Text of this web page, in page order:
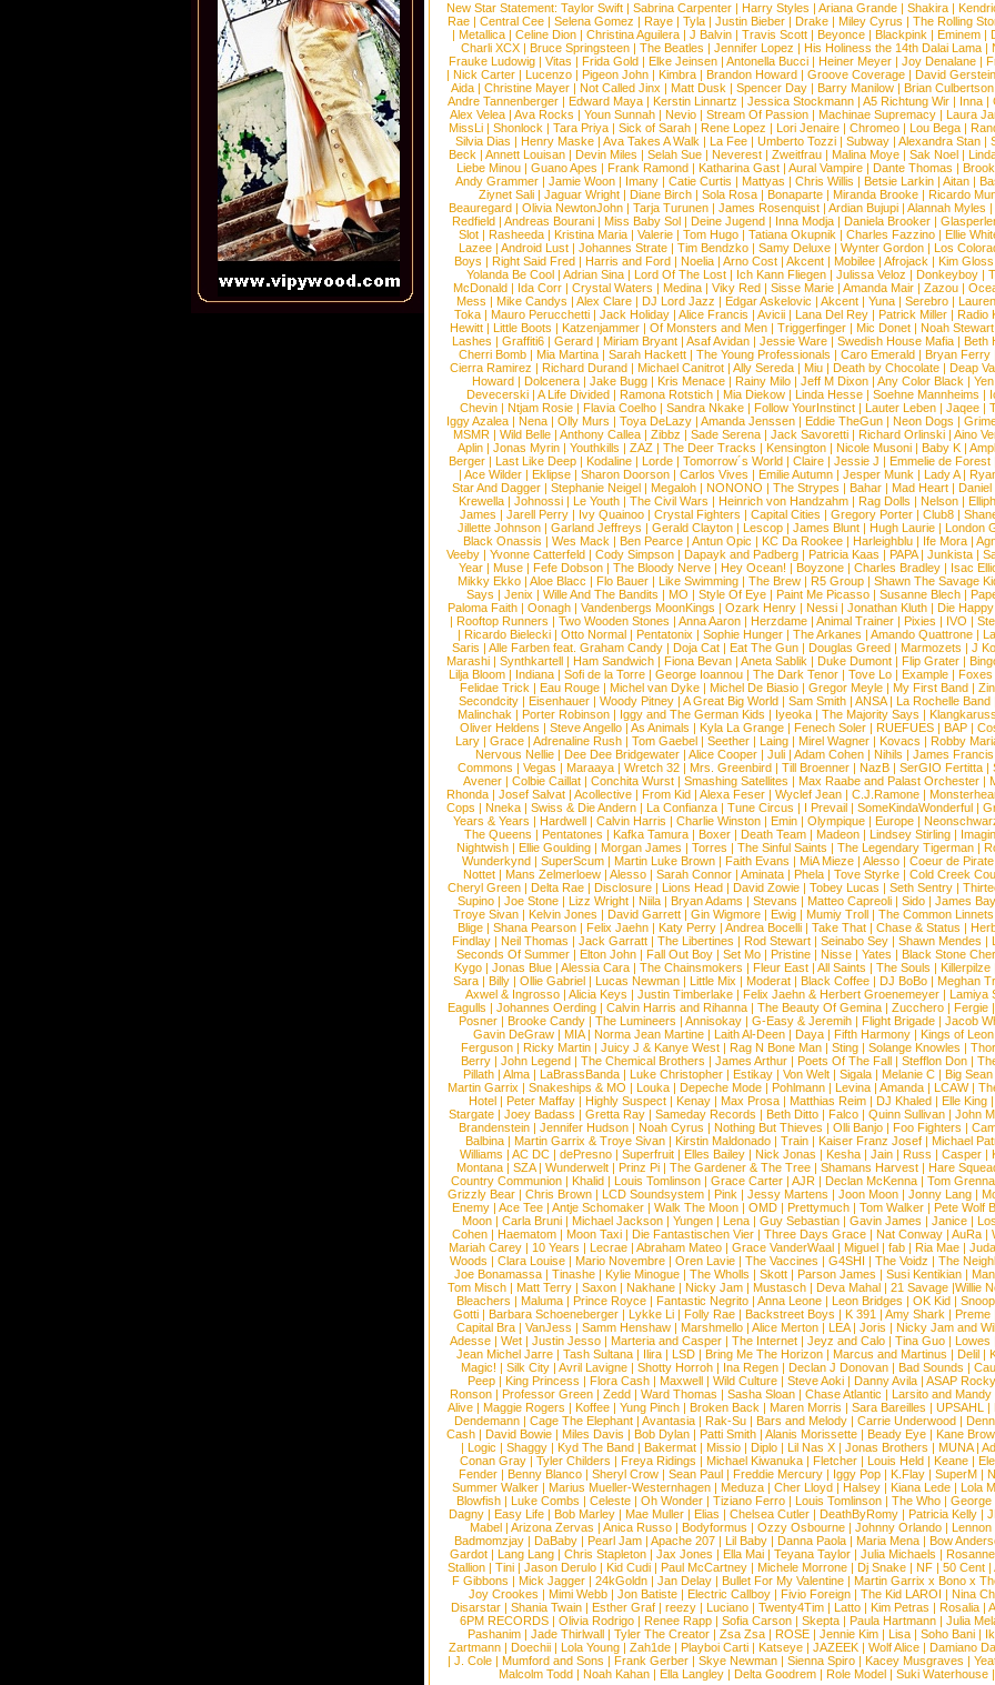
New Star Statement: Taylor Swift | Sabrina Carpenter | Harry Styles | Ariana Grande | Shakira |
Rae| Central Cee| Selena Gomez | Raye| Tyla| Justin Bieber| Drake| Miley Cyrus | The Rolling
| Metallica | Celine Dion | Christina Aguilera | J Balvin | Travis Scott | Beyonce | Blackpink | Eminem |
Charli XCX | Bruce Springsteen | The Beatles | Jennifer Lopez | His Holiness the 14th Dalai Lama |
Frauke Ludowig| Vitas | Frida Gold| Elke Jeinsen| Antonella Bucci| Heiner Meyer| Joy Denalane|
| Nick Carter | Lucenzo | Pigeon John | Kimbra | Brandon Howard | Groove Coverage | David Gerstein
Aida| Christine Mayer| Not Called Jinx | Matt Dusk | Spencer Day| Barry Manilow| Brian Culbertson
Andre Tannenberger | Edward Maya | Kerstin Linnartz | Jessica Stockmann | A5 Richtung Wir | Inna |
Alex Velea | Ava Rocks | Youn Sunnah | Nevio | Stream Of Passion | Machinae Supremacy | Laura
MissLi | Shonlock | Tara Priya | Sick of Sarah | Rene Lopez | Lori Jenaire | Chromeo | Lou Bega |
Silvia Dias | Henry Maske| Ava Takes A Walk | La Fee| Umberto Tozzi| Subway| Alexandra Stan|
Beck | Annett Louisan| Devin Miles | Selah Sue| Neverest| Zweitfrau| Malina Moye| Sak Noel|
Liebe Minou| Guano Apes | Frank Ramond| Katharina Gast| Aural Vampire| Dante Thomas |
Andy Grammer| Jamie Woon| Imany| Catie Curtis | Mattyas | Chris Willis | Betsie Larkin| Aitan|
Ziynet Sali| Jaguar Wright| Diane Birch| Sola Rosa| Bonaparte| Miranda Brooke| Ricardo
Beauregard| Olivia NewtonJohn| Tarja Turunen| James Rosenquist| Ardian Bujupi| Alannah Myles |
Redfield | Andreas Bourani | Miss Baby Sol | Deine Jugend | Inna Modja | Daniela Brooker |
Slot | Rasheeda | Kristina Maria | Valerie | Tom Hugo | Tatiana Okupnik | Charles Fazzino | Ellie
Lazee | Android Lust | Johannes Strate | Tim Bendzko | Samy Deluxe | Wynter Gordon | Los
Boys | Right Said Fred | Harris and Ford | Noelia | Arno Cost | Akcent | Mobilee | Afrojack | Kim Gloss
Yolanda Be Cool| Adrian Sina| Lord Of The Lost| Ich Kann Fliegen| Julissa Veloz | Donkeyboy|
McDonald| Ida Corr| Crystal Waters | Medina| Viky Red| Sisse Marie| Amanda Mair| Zazou|
Mess | Mike Candys | Alex Clare | DJ Lord Jazz | Edgar Askelovic | Akcent | Yuna | Serebro |
Toka | Mauro Perucchetti | Jack Holiday | Alice Francis | Avicii | Lana Del Rey | Patrick Miller | Radio
Hewitt| Little Boots | Katzenjammer| Of Monsters and Men| Triggerfinger| Mic Donet| Noah Stewart
Lashes | Graffiti6| Gerard| Miriam Bryant| Asaf Avidan| Jessie Ware| Swedish House Mafia| Beth
Cherri Bomb | Mia Martina | Sarah Hackett | The Young Professionals | Caro Emerald | Bryan Ferry
Cierra Ramirez | Richard Durand | Michael Canitrot | Ally Sereda | Miu | Death by Chocolate | Deap
Howard| Dolcenera| Jake Bugg| Kris Menace| Rainy Milo| Jeff M Dixon| Any Color Black | Yen
Devecerski| A Life Divided| Ramona Rotstich| Mia Diekow| Linda Hesse| Soehne Mannheims |
Chevin| Ntjam Rosie| Flavia Coelho| Sandra Nkake| Follow YourInstinct| Lauter Leben| Jaqee|
Iggy Azalea | Nena | Olly Murs | Toya DeLazy | Amanda Jenssen | Eddie TheGun | Neon Dogs |
MSMR| Wild Belle| Anthony Callea| Zibbz | Sade Serena| Jack Savoretti| Richard Orlinski| Aino
Aplin | Jonas Myrin | Youthkills | ZAZ | The Deer Tracks | Kensington | Nicole Musoni | Baby K |
Berger| Last Like Deep| Kodaline| Lorde| Tomorrow´s World| Claire| Jessie J | Emmelie de Forest|
| Ace Wilder| Eklipse| Sharon Doorson| Carlos Vives | Emilie Autumn| Jesper Munk | Lady A|
Star And Dagger | Stephanie Neigel | Megaloh | NONONO | The Strypes | Bahar | Mad Heart |
Krewella | Johnossi | Le Youth | The Civil Wars | Heinrich von Handzahm | Rag Dolls | Nelson |
James | Jarell Perry | Ivy Quainoo | Crystal Fighters | Capital Cities | Gregory Porter | Club8 |
Jillette Johnson | Garland Jeffreys | Gerald Clayton | Lescop | James Blunt | Hugh Laurie | London
Black Onassis | Wes Mack | Ben Pearce | Antun Opic | KC Da Rookee | Harleighblu | Ife Mora |
Veeby | Yvonne Catterfeld | Cody Simpson | Dapayk and Padberg | Patricia Kaas | PAPA| Junkista |
Year| Muse| Fefe Dobson| The Bloody Nerve| Hey Ocean! | Boyzone| Charles Bradley| Isac
Mikky Ekko | Aloe Blacc | Flo Bauer | Like Swimming | The Brew | R5 Group | Shawn The Savage
Says | Jenix | Wille And The Bandits | MO | Style Of Eye | Paint Me Picasso | Susanne Blech |
Paloma Faith| Oonagh| Vandenbergs MoonKings | Ozark Henry| Nessi| Jonathan Kluth| Die Happy
| Rooftop Runners | Two Wooden Stones | Anna Aaron| Herzdame| Animal Trainer| Pixies | IVO |
| Ricardo Bielecki | Otto Normal | Pentatonix | Sophie Hunger | The Arkanes | Amando Quattrone |
Saris | Alle Farben feat. Graham Candy | Doja Cat | Eat The Gun | Douglas Greed | Marmozets | J
Marashi | Synthkartell | Ham Sandwich | Fiona Bevan | Aneta Sablik | Duke Dumont | Flip Grater |
Lilja Bloom | Indiana | Sofi de la Torre | George Ioannou | The Dark Tenor | Tove Lo | Example | Foxes
Felidae Trick | Eau Rouge | Michel van Dyke | Michel De Biasio | Gregor Meyle | My First Band |
Secondcity| Eisenhauer| Woody Pitney| A Great Big World| Sam Smith| ANSA| La Rochelle Band|
Malinchak | Porter Robinson| Iggy and The German Kids | Iyeoka| The Majority Says |
Oliver Heldens | Steve Angello| As Animals | Kyla La Grange| Fenech Soler| RUEFUES| BAP|
Lary | Grace | Adrenaline Rush | Tom Gaebel | Seether | Laing | Mirel Wagner | Kovacs | Robby
Nervous Nellie | Dee Dee Bridgewater | Alice Cooper | Juli | Adam Cohen | Nihils | James Francis
Commons | Vegas | Maraaya| Wretch 32| Mrs. Greenbird| Till Broenner| NazB| SerGIO Fertitta|
Avener | Colbie Caillat | Conchita Wurst | Smashing Satellites | Max Raabe and Palast Orchester |
Rhonda | Josef Salvat | Acollective | From Kid | Alexa Feser | Wyclef Jean | C.J.Ramone |
Cops | Nneka | Swiss & Die Andern | La Confianza | Tune Circus | I Prevail | SomeKindaWonderful |
Years & Years | Hardwell| Calvin Harris | Charlie Winston| Emin| Olympique| Europe|
The Queens | Pentatones | Kafka Tamura | Boxer | Death Team | Madeon | Lindsey Stirling |
Nightwish| Ellie Goulding| Morgan James | Torres | The Sinful Saints | The Legendary Tigerman|
Wunderkynd | SuperScum | Martin Luke Brown | Faith Evans | MiA Mieze | Alesso | Coeur de Pirate
Nottet| Mans Zelmerloew| Alesso| Sarah Connor| Aminata| Phela| Tove Styrke| Cold Creek
Cheryl Green| Delta Rae| Disclosure| Lions Head| David Zowie| Tobey Lucas | Seth Sentry|
Supino| Joe Stone| Lizz Wright| Niila| Bryan Adams | Stevans | Matteo Capreoli| Sido| James Bay
Troye Sivan | Kelvin Jones | David Garrett | Gin Wigmore | Ewig | Mumiy Troll | The Common Linnets
Blige | Shana Pearson | Felix Jaehn | Katy Perry | Andrea Bocelli | Take That | Chase & Status |
Findlay| Neil Thomas | Jack Garratt| The Libertines | Rod Stewart| Seinabo Sey| Shawn Mendes |
Seconds Of Summer| Elton John| Fall Out Boy| Set Mo| Pristine| Nisse| Yates | Black Stone
Kygo| Jonas Blue| Alessia Cara| The Chainsmokers | Fleur East| All Saints | The Souls | Killerpilze|
Sara| Billy| Ollie Gabriel| Lucas Newman| Little Mix | Moderat| Black Coffee| DJ BoBo| Meghan
Axwel & Ingrosso | Alicia Keys | Justin Timberlake | Felix Jaehn & Herbert Groenemeyer | Lamiya
Eagulls | Johannes Oerding| Calvin Harris and Rihanna| The Beauty Of Gemina| Zucchero| Fergie|
Posner| Brooke Candy| The Lumineers | Annisokay| G-Easy & Jeremih| Flight Brigade| Jacob
Gavin DeGraw | MIA| Norma Jean Martine | Laith Al-Deen | Daya | Fifth Harmony | Kings of Leon
Ferguson | Ricky Martin | Juicy J & Kanye West | Rag N Bone Man | Sting | Solange Knowles |
Berry | John Legend | The Chemical Brothers | James Arthur | Poets Of The Fall | Stefflon Don |
Pillath| Alma| LaBrassBanda| Luke Christopher| Estikay| Von Welt| Sigala| Melanie C| Big Sean
Martin Garrix | Snakeships & MO | Louka | Depeche Mode | Pohlmann | Levina | Amanda | LCAW|
Hotel | Peter Maffay | Highly Suspect | Kenay | Max Prosa | Matthias Reim | DJ Khaled | Elle King |
Stargate| Joey Badass | Gretta Ray| Sameday Records | Beth Ditto| Falco| Quinn Sullivan| John
Brandenstein| Jennifer Hudson| Noah Cyrus | Nothing But Thieves | Olli Banjo| Foo Fighters |
Balbina | Martin Garrix & Troye Sivan | Kirstin Maldonado | Train | Kaiser Franz Josef | Michael
Williams | AC DC| dePresno| Superfruit| Elles Bailey| Nick Jonas | Kesha| Jain| Russ | Casper|
Montana| SZA| Wunderwelt| Prinz Pi| The Gardener & The Tree| Shamans Harvest| Hare
Country Communion | Khalid | Louis Tomlinson | Grace Carter | AJR | Declan McKenna | Tom
Grizzly Bear | Chris Brown | LCD Soundsystem | Pink | Jessy Martens | Joon Moon | Jonny Lang |
Enemy | Ace Tee | Antje Schomaker | Walk The Moon | OMD | Prettymuch | Tom Walker | Pete Wolf
Moon| Carla Bruni| Michael Jackson| Yungen| Lena| Guy Sebastian| Gavin James | Janice|
Cohen| Haematom| Moon Taxi| Die Fantastischen Vier| Three Days Grace| Nat Conway| AuRa|
Mariah Carey | 10 Years | Lecrae | Abraham Mateo | Grace VanderWaal | Miguel | fab | Ria Mae |
Woods | Clara Louise| Mario Novembre| Oren Lavie| The Vaccines | G4SHI | The Voidz | The
Joe Bonamassa | Tinashe | Kylie Minogue | The Wholls | Skott | Parson James | Susi Kentikian |
Tom Misch| Matt Terry| Saxon| Nakhane| Nicky Jam| Mustasch| Deva Mahal| 21 Savage|Willie
Bleachers | Maluma | Prince Royce | Fantastic Negrito | Anna Leone | Leon Bridges | OK Kid |
Gotti| Barbara Schoeneberger| Lykke Li| Folly Rae| Backstreet Boys | K 391 | Amy Shark | Preme|
Capital Bra| VanJess | Samm Henshaw| Marshmello| Alice Merton| LEA| Joris | Nicky Jam and
Adesse| Wet| Justin Jesso| Marteria and Casper| The Internet| Jeyz and Calo| Tina Guo| Lowes
Jean Michel Jarre| Tash Sultana| Ilira| LSD| Bring Me The Horizon| Marcus and Martinus | Delil|
Magic! | Silk City | Avril Lavigne | Shotty Horroh | Ina Regen | Declan J Donovan | Bad Sounds |
Peep| King Princess | Flora Cash| Maxwell| Wild Culture| Steve Aoki| Danny Avila| ASAP Rocky
Ronson| Professor Green| Zedd| Ward Thomas | Sasha Sloan| Chase Atlantic | Larsito and Mandy
Alive| Maggie Rogers | Koffee| Yung Pinch| Broken Back | Maren Morris | Sara Bareilles | UPSAHL |
Dendemann| Cage The Elephant| Avantasia| Rak-Su| Bars and Melody| Carrie Underwood|
Cash | David Bowie | Miles Davis | Bob Dylan | Patti Smith | Alanis Morissette | Beady Eye | Kane
| Logic | Shaggy| Kyd The Band| Bakermat| Missio| Diplo| Lil Nas X| Jonas Brothers | MUNA|
Conan Gray| Tyler Childers | Freya Ridings | Michael Kiwanuka| Fletcher| Louis Held| Keane|
Fender| Benny Blanco| Sheryl Crow| Sean Paul| Freddie Mercury| Iggy Pop| K.Flay| SuperM|
Summer Walker| Marius Mueller-Westernhagen| Meduza| Cher Lloyd| Halsey| Kiana Lede| Lola
Blowfish | Luke Combs | Celeste | Oh Wonder | Tiziano Ferro | Louis Tomlinson | The Who | George
Dagny| Easy Life| Bob Marley| Mae Muller| Elias | Chelsea Cutler| DeathByRomy| Patricia Kelly|
Mabel| Arizona Zervas | Anica Russo| Bodyformus | Ozzy Osbourne| Johnny Orlando| Lennon
Badmomzjay| DaBaby| Pearl Jam| Apache 207| Lil Baby| Danna Paola| Maria Mena| Bow
Gardot | Lang Lang | Chris Stapleton | Jax Jones | Ella Mai | Teyana Taylor | Julia Michaels |
Stallion| Tini| Jason Derulo| Kid Cudi| Paul McCartney| Michele Morrone| Dj Snake| NF| 50 Cent|
F Gibbons | Mick Jagger | 24kGoldn | Jan Delay | Bullet For My Valentine | Martin Garrix x Bono x
Joy Crookes | Mimi Webb | Jon Batiste | Electric Callboy | Fivio Foreign | The Kid LAROI | Nina
Disarstar | Shania Twain | Esther Graf | reezy | Luciano | Twenty4Tim | Latto | Kim Petras | Rosalia |
6PM RECORDS | Olivia Rodrigo | Renee Rapp | Sofia Carson | Skepta | Paula Hartmann | Julia
Pashanim| Jade Thirlwall| Tyler The Creator| Zsa Zsa| ROSE| Jennie Kim| Lisa| Soho Bani|
Zartmann | Doechii | Lola Young | Zah1de | Playboi Carti | Katseye | JAZEEK | Wolf Alice | Damiano
| J. Cole | Mumford and Sons | Frank Gerber | Skye Newman | Sienna Spiro | Kacey Musgraves |
Malcolm Todd | Noah Kahan | Ella Langley | Delta Goodrem | Role Model | Suki Waterhouse |